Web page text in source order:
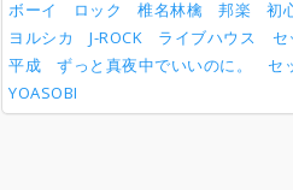
ボーイ
ロック 椎名林檎 邦楽 初
ヨルシカ
J-ROCK ライブハウス セ
平成
ずっと真夜中でいいのに。 セ
YOASOBI